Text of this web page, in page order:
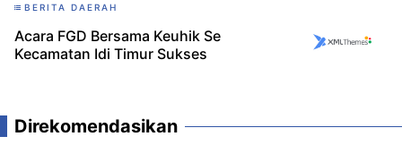
BERITA DAERAH
Acara FGD Bersama Keuhik Se
Kecamatan Idi Timur Sukses
Direkomendasikan